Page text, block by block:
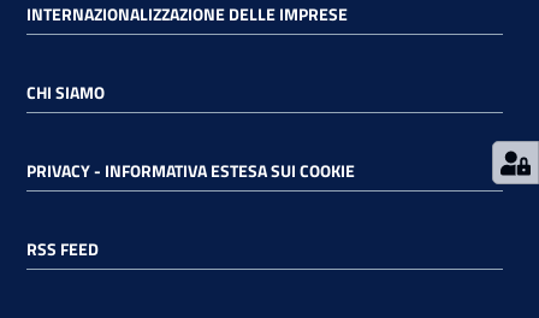
INTERNAZIONALIZZAZIONE DELLE IMPRESE
CHI SIAMO
PRIVACY - INFORMATIVA ESTESA SUI COOKIE
RSS FEED